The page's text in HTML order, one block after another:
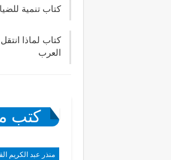
كتاب تنمية
كتاب لماذا
العرب
كتب
منذر عبد الكريم